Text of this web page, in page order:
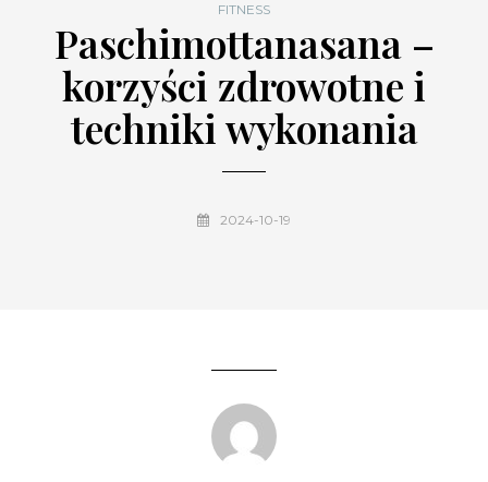
FITNESS
Paschimottanasana –
korzyści zdrowotne i
techniki wykonania
2024-10-19